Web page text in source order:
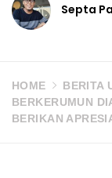
Septa
HOME BERITA
BERKERUMUN
BERIKAN